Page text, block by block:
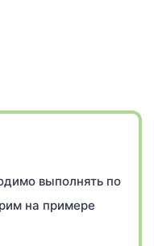
выполнять по
на примере